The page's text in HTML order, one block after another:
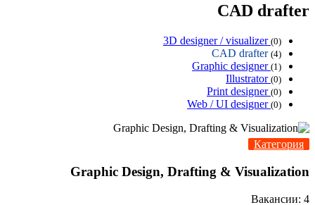
CAD drafter
3D designer / visualizer (0)
CAD drafter (4)
Graphic designer (1)
Illustrator (0)
Print designer (0)
Web / UI designer (0)
Категория
Graphic Design, Drafting & Visualization
Вакансии: 4